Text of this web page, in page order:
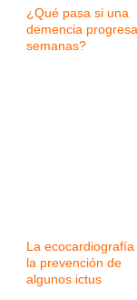
¿Qué pasa si una
demencia
semanas?
La ecocardiografía
la prevención de
algunos ictus